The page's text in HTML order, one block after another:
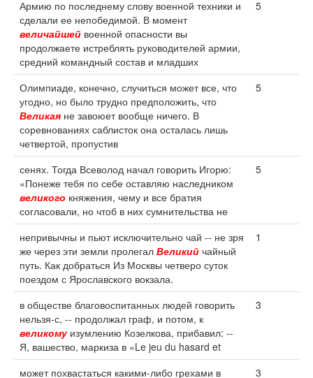
Армию по последнему слову военной техники и
сделали ее непобедимой. В момент
величайшей военной опасности вы
продолжаете истреблять руководителей армии,
средний командный состав и младших
5
Олимпиаде, конечно, случиться может все, что
угодно, но было трудно предположить, что
Великая не завоюет вообще ничего. В
соревнованиях саблисток она осталась лишь
четвертой, пропустив
5
сенях. Тогда Всеволод начал говорить Игорю:
«Понеже тебя по себе оставляю наследником
великого княжения, чему и все братия
согласовали, но чтоб в них сумнительства не
5
непривычны и пьют исключительно чай -- не зря
же через эти земли пролегал Великий чайный
путь. Как добраться Из Москвы четверо суток
поездом с Ярославского вокзала.
1
в обществе благовоспитанных людей говорить
нельзя-с, -- продолжал граф, и потом, к
великомуизумлению Козелкова, прибавил: --
Я, вашество, маркиза в «Le jeu du hasard et
3
может похвастаться какими-либо грехами в
3